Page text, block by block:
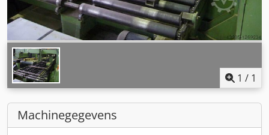
1 / 1
Machinegegevens